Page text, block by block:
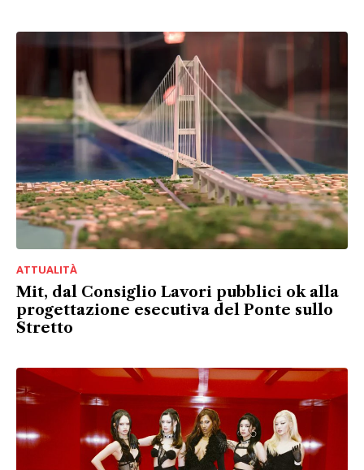
ATTUALITÀ
Mit, dal Consiglio Lavori pubblici ok alla
progettazione esecutiva del Ponte sullo
Stretto